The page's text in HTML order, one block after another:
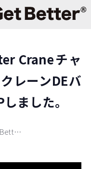
Craneチャ
レーンDEバ
ました。
YouTube：Get Better Craneチャンネル【ご安全に！クレーンDEバルーン 熱闘編】をUPしました。